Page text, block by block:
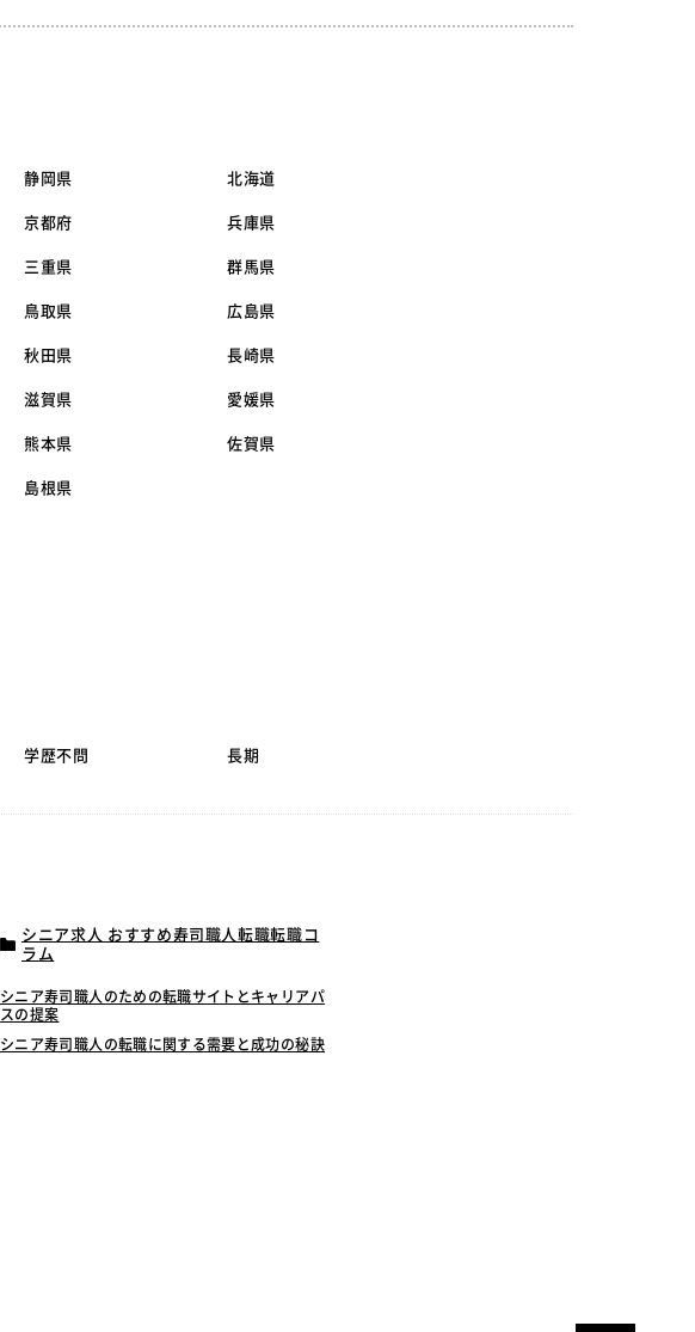
静岡県 北海道
京都府 兵庫県
三重県 群馬県
鳥取県 広島県
秋田県 長崎県
滋賀県 愛媛県
熊本県 佐賀県
島根県
学歴不問 長期
シニア求人 おすすめ寿司職人転職転職コ
ラム
シニア寿司職人のための転職サイトとキャリアパ
スの提案
シニア寿司職人の転職に関する需要と成功の秘訣